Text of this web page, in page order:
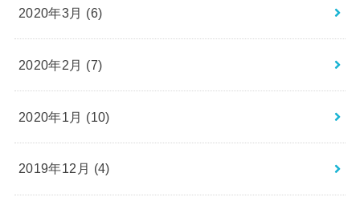
2020年3月 (6)
2020年2月 (7)
2020年1月 (10)
2019年12月 (4)